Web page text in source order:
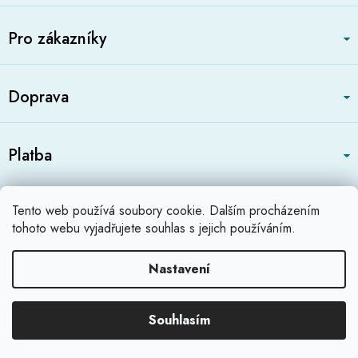
Tento web používá soubory cookie. Dalším procházením
tohoto webu vyjadřujete souhlas s jejich používáním.
Nastavení
Souhlasím
a
Pro zákazníky
Doprava
Platba
Zboží.cz Heureka.cz
Profikatalog.cz
Shoops.cz
Vytvořil Shoptet
Relaximo.cz.
Všechna práva vyhrazena.